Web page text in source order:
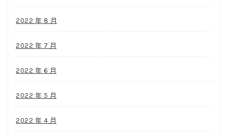
2022 年 8 月
2022 年 7 月
2022 年 6 月
2022 年 5 月
2022 年 4 月